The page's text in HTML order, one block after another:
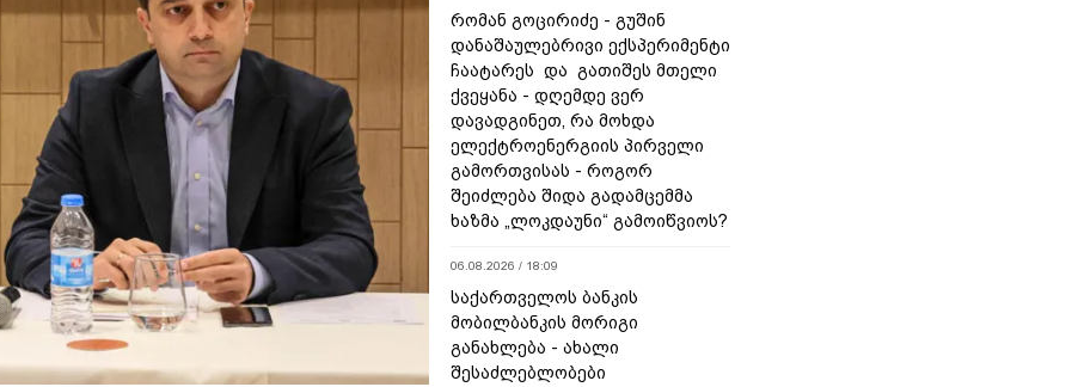
რომან გოცირიძე - გუშინ
დანაშაულებრივი ექსპერიმენტი
ჩაატარეს და გათიშეს მთელი
ქვეყანა - დღემდე ვერ
დავადგინეთ, რა მოხდა
ელექტროენერგიის პირველი
გამორთვისას - როგორ
შეიძლება შიდა გადამცემმა
ხაზმა „ლოკდაუნი“ გამოიწვიოს?
06.08.2026 / 18:09
საქართველოს ბანკის
მობილბანკის მორიგი
განახლება - ახალი
შესაძლებლობები